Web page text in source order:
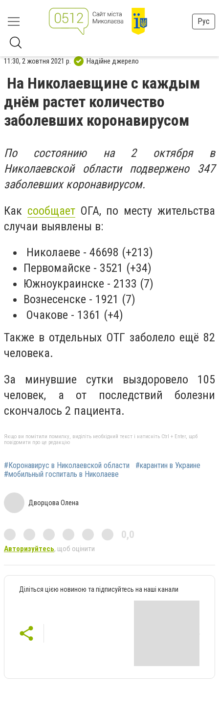
Рус
11:30, 2 жовтня 2021 р. Надійне джерело
На Николаевщине с каждым
днём растет количество
заболевших коронавирусом
По состоянию на 2 октября в
Николаевской области подвержено 347
заболевших коронавирусом.
Как сообщаетОГА, по месту жительства
случаи выявлены в:
Николаеве - 46698 (+213)
Первомайске - 3521 (+34)
Южноукраинске - 2133 (7)
Вознесенске - 1921 (7)
Очакове - 1361 (+4)
Также в отдельных ОТГ заболело ещё 82
человека.
За минувшие сутки выздоровело 105
человек, а от последствий болезни
скончалось 2 пациента.
Якщо ви помітили помилку, виділіть необхідний текст і натисніть Ctrl + Enter, щоб
повідомити про це редакцію
#Коронавирус в Николаевской области
#карантин в Украине
#мобильный госпиталь в Николаеве
Дворцова Олена
0,0
Авторизуйтесь, щоб оцінити
Діліться цією новиною та підписуйтесь на наші канали